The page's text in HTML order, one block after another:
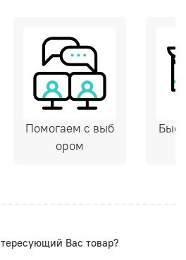
Помогаем с выб
ором
Вас товар?